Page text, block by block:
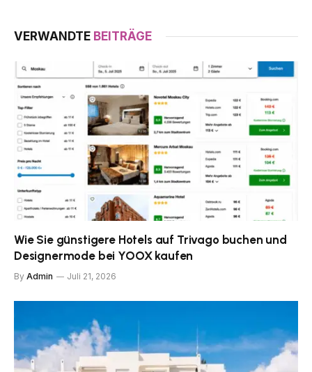
VERWANDTE BEITRÄGE
Wie Sie günstigere Hotels auf Trivago buchen und
Designermode bei YOOX kaufen
By Admin Juli 21, 2026